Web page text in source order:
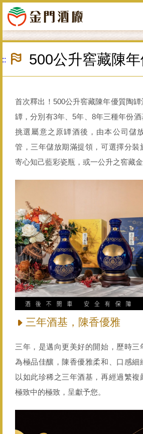
跳
主
::: 500公升窖藏陳
首次釋出！500公升窖藏陳年優質陶
罈，分別有3年、5年、8年三種年份
挑選屬意之原罈酒後，由本公司儲
管，三年儲放期滿提領，可選擇分裝
寄心知己藍彩瓷瓶，或一公升之窖藏金
三年酒基，陳香優雅
三年，是邁向更美好的開始，歷時三
為極品佳釀，陳香優雅柔和、口感細
以如此珍稀之三年酒基，再經過繁複
極致中的極致，呈獻予您。